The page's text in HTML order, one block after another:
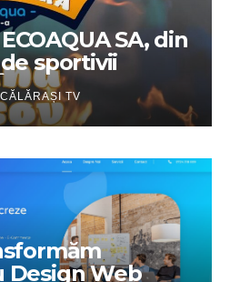
SA, din
sportivii
„Prima
CĂLĂRAȘI TV
Design Web